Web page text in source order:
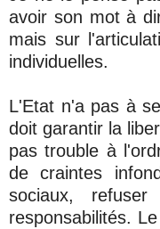
avoir son mot à
mais sur
individuelles.
L'Etat n'a pas à
doit garantir la
pas trouble à
de craintes
sociaux,
responsabilités.